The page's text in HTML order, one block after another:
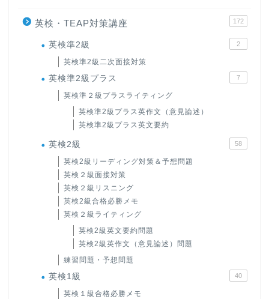
英検・TEAP対策講座 172
英検準2級 2
英検準2級二次面接対策
英検準2級プラス 7
英検準２級プラスライティング
英検準2級プラス英作文（意見論述）
英検準2級プラス英文要約
英検2級 58
英検2級リーディング対策＆予想問題
英検２級面接対策
英検２級リスニング
英検2級合格必勝メモ
英検２級ライティング
英検2級英文要約問題
英検2級英作文（意見論述）問題
練習問題・予想問題
英検1級 40
英検１級合格必勝メモ